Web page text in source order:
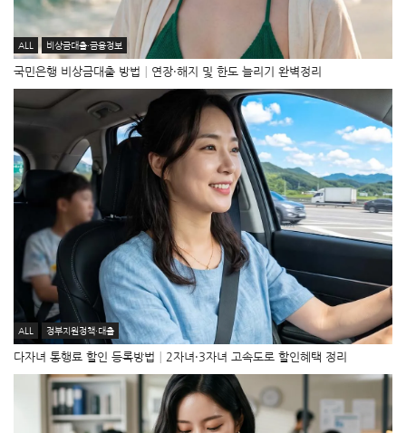
ALL 비상금대출·금융정보
국민은행 비상금대출 방법│연장·해지 및 한도 늘리기 완벽정리
ALL 정부지원정책·대출
다자녀 통행료 할인 등록방법│2자녀·3자녀 고속도로 할인혜택 정리